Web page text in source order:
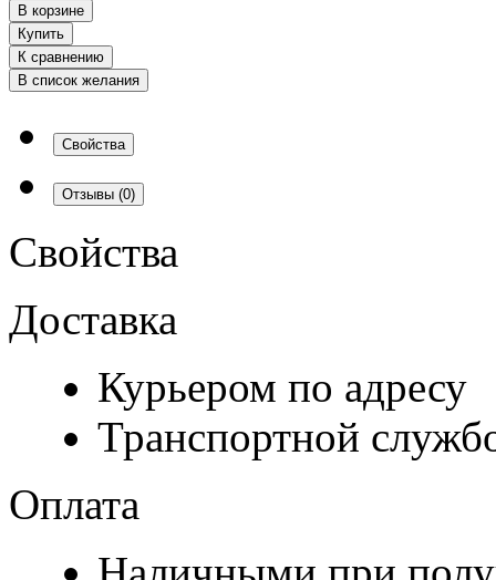
В корзине
Купить
К сравнению
В список желания
Свойства
Отзывы (0)
Свойства
Доставка
Курьером по адресу
Транспортной
Оплата